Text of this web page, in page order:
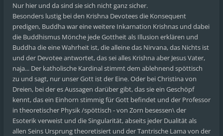
Nur hier und da sind sie sich nicht ganz sicher.
Besonders lustig bei den Krishna Devotees die Konsequent
predigen, Buddha war eine weitere Inkarnation Krishnas und dabei
die Buddhismus Mönche jede Gottheit als Illusion erklären und
Buddha die eine Wahrheit ist, die alleine das Nirvana, das Nichts ist
und der Devotee antwortet, das sei alles Krishna aber Jesus Vater,
naja... Der katholische Kardinal stimmt dem ablehnend spöttisch
zu und sagt, nur unser Gott ist der Eine. Oder bei Christina von
Dreien, bei der es Aussagen darüber gibt, das sie ein Geschöpf
kennt, das ein Einhorn stimmig für Gott befindet und der Professor
in theoretischer Physik /spöttisch - von Zorn besessen\ der
Esoterik verweist und die Singularität, abseits jeder Dualität als
allen Seins Ursprung theoretisiert und der Tantrische Lama von der